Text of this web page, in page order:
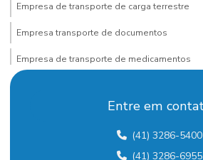
Empresa de transporte de carga terrestre
Empresa transporte de documentos
Empresa de transporte de medicamentos
Empresa de transporte rodoviário de cargas
Empresa de transporte terrestre
Entre em
(41) 3286-5400
(41) 3286-6955